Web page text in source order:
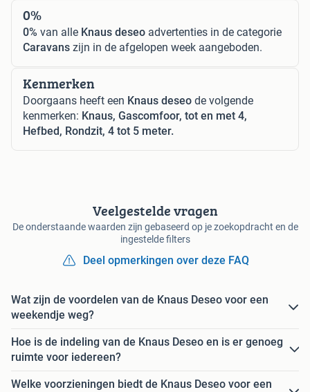
0%
0% van alle Knaus deseo advertenties in de categorie
Caravans zijn in de afgelopen week aangeboden.
Kenmerken
Doorgaans heeft een Knaus deseo de volgende
kenmerken: Knaus, Gascomfoor, tot en met 4,
Hefbed, Rondzit, 4 tot 5 meter.
Veelgestelde vragen
De onderstaande waarden zijn gebaseerd op je zoekopdracht en de
ingestelde filters
Deel opmerkingen over deze FAQ
Wat zijn de voordelen van de Knaus Deseo voor een
weekendje weg?
Hoe is de indeling van de Knaus Deseo en is er genoeg
ruimte voor iedereen?
Welke voorzieningen biedt de Knaus Deseo voor een